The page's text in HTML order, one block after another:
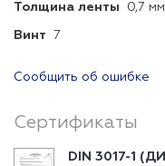
Толщина ленты 0,7 мм
Винт 7
Сообщить об ошибке
Сертификаты
DIN 3017-1